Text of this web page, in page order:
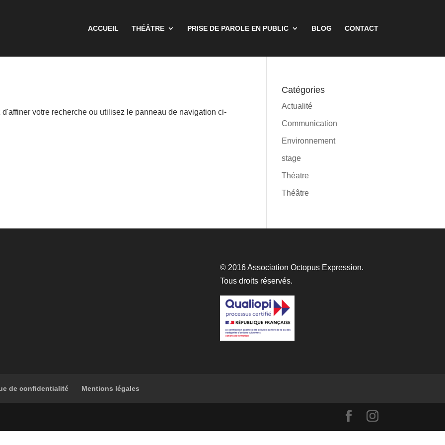
ACCUEIL THÉÂTRE PRISE DE PAROLE EN PUBLIC BLOG CONTACT
votre recherche ou utilisez le panneau de navigation ci-
Catégories
Actualité
Communication
Environnement
stage
Théatre
Théâtre
© 2016 Association Octopus Expression.
Tous droits réservés.
de confidentialité Mentions légales